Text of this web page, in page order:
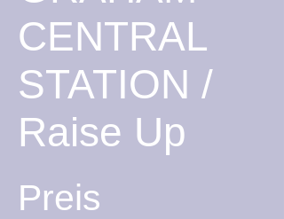
CENTRAL
STATION /
Raise Up
Preis